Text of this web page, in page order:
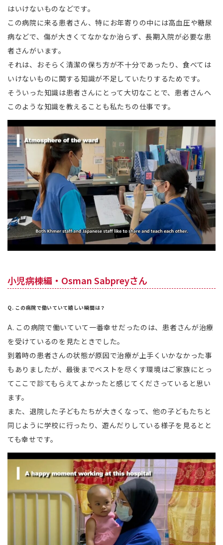
はいけないものなどです。
この病院に来る患者さん、特にお年寄りの中には高血圧や糖尿
病などで、傷が大きくてなかなか治らず、長期入院が必要な患
者さんがいます。
それは、おそらく清潔の保ち方が不十分であったり、食べては
いけないものに関する知識が不足していたりするためです。
そういった知識は患者さんにとって大切なことで、患者さんへ
このような知識を教えることも私たちの仕事です。
小児病棟編・Osman Sabpreyさん
Q. この病院で働いていて嬉しい瞬間は？
A. この病院で働いていて一番幸せだったのは、患者さんが治療
を受けているのを見たときでした。
到着時の患者さんの状態が原因で治療が上手くいかなかった事
もありましたが、最後までベストを尽くす環境はご家族にとっ
てここで診てもらえてよかったと感じてくださっていると思い
ます。
また、退院した子どもたちが大きくなって、他の子どもたちと
同じように学校に行ったり、遊んだりしている様子を見るとと
ても幸せです。